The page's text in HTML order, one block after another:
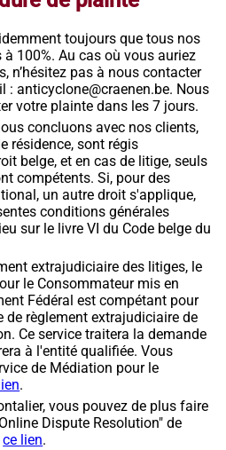
toujours que tous nos
100%. Au cas où vous auriez
n’hésitez pas à nous contacter
: anticyclone@craenen.be. Nous
votre plainte dans les 7 jours.
concluons avec nos clients,
résidence, sont régis
belge, et en cas de litige, seuls
compétents. Si, pour des
un autre droit s'applique,
conditions générales
sur le livre VI du Code belge du
extrajudiciaire des litiges, le
le Consommateur mis en
Fédéral est compétant pour
de règlement extrajudiciaire de
Ce service traitera la demande
à l'entité qualifiée. Vous
de Médiation pour le
.
vous pouvez de plus faire
Dispute Resolution" de
ce lien.